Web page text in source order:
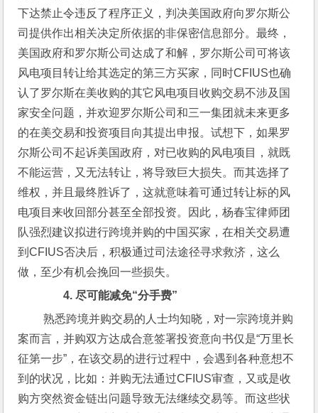
下达禁止令违反了程序正义，判决美国政府向罗尔斯公
司提供作出相关决定所依据的非保密信息部分。最终，
美国政府和罗尔斯公司达成了和解，罗尔斯公司可将该
风电项目转让给其选定的第三方买家，同时CFIUS也确
认了罗尔斯在美收购的其它风电项目收购交易不涉及国
家安全问题，并欢迎罗尔斯公司和三一集团就未来更多
的在美交易和投资项目向其提出申报。试想下，如果罗
尔斯公司不起诉美国政府，对已收购的风电项目，就既
不能运营，又无法转让，将导致巨大损失。而其选择了
维权，并且最终胜诉了，这就意味着可通过转让标的风
电项目来收回部分甚至全部投资。因此，杨春宝律师团
队强烈建议拟进行跨境并购的中国买家，在相关交易遭
到CFIUS否决后，积极通过司法途径寻求救济，这么
做，至少有机会挽回一些损失。
4. 尽可能减免“分手费”
熟悉跨境并购交易的人士均知晓，对一宗跨境并购
案而言，并购双方达成合意签署投资意向书仅是“万里长
征第一步”，在该交易的进行过程中，会遇到各种意想不
到的状况，比如：并购无法通过CFIUS审查，又或是收
购方突然资金链出问题导致无法继续交易等。而这些状